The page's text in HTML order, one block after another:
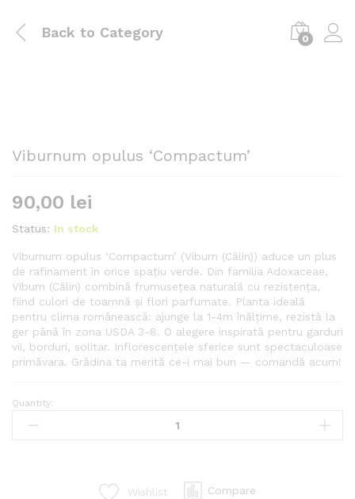
Back to Category 0
Viburnum opulus ‘Compactum’
90,00 lei
Status: In stock
Viburnum opulus ‘Compactum’ (Viburn (Călin)) aduce un plus
de rafinament în orice spațiu verde. Din familia Adoxaceae,
Viburn (Călin) combină frumusețea naturală cu rezistența,
fiind culori de toamnă și flori parfumate. Planta ideală
pentru clima românească: ajunge la 1-4m înălțime, rezistă la
ger până în zona USDA 3-8. O alegere inspirată pentru garduri
vii, borduri, solitar. Inflorescențele sferice sunt spectaculoase
primăvara. Grădina ta merită ce-i mai bun — comandă acum!
Viburnum
opulus
Quantity:
Wishlist Compare